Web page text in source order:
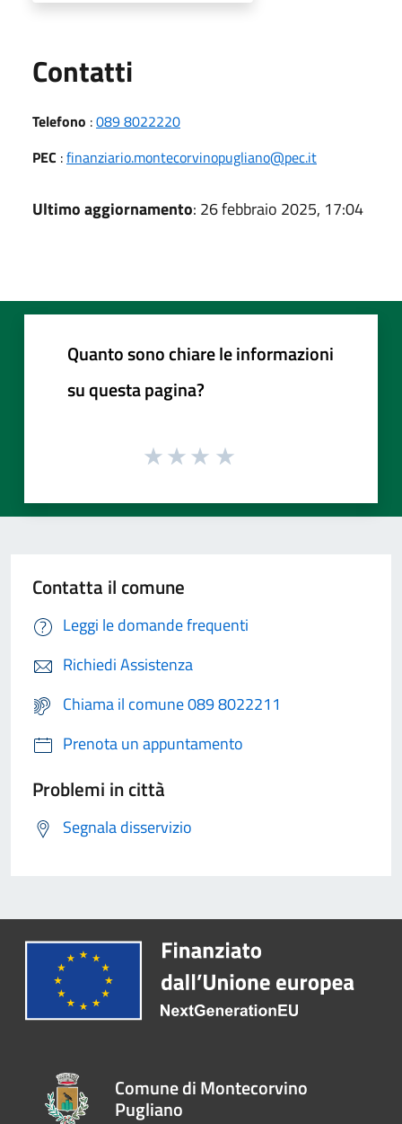
Contatti
Telefono :089 8022220
PEC :finanziario.montecorvinopugliano@pec.it
Ultimo aggiornamento: 26 febbraio 2025, 17:04
Quanto sono chiare le informazioni
su questa pagina?
Contatta il comune
Leggi le domande frequenti
Richiedi Assistenza
Chiama il comune 089 8022211
Prenota un appuntamento
Problemi in città
Segnala disservizio
Comune di Montecorvino
Pugliano